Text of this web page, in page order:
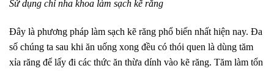
Sử dụng chỉ nha khoa làm sạch kẽ răng
Đây là phương pháp làm sạch kẽ răng phổ biến nhất hiện nay. Đa
số chúng ta sau khi ăn uống xong đều có thói quen là dùng tăm
xỉa răng để lấy đi các thức ăn thừa dính vào kẽ răng. Tăm làm tổn